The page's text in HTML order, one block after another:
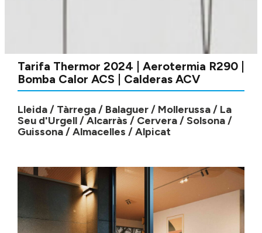
Tarifa Thermor 2024 | Aerotermia R290 |
Bomba Calor ACS | Calderas ACV
Lleida / Tàrrega / Balaguer / Mollerussa / La
Seu d'Urgell / Alcarràs / Cervera / Solsona /
Guissona / Almacelles / Alpicat